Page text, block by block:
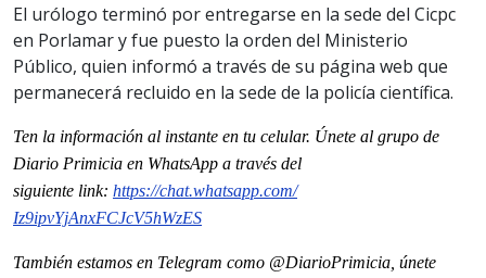
El urólogo terminó por entregarse en la sede del Cicpc
en Porlamar y fue puesto la orden del Ministerio
Público, quien informó a través de su página web que
permanecerá recluido en la sede de la policía científica.
Ten la información al instante en tu celular. Únete al grupo de
Diario Primicia en WhatsApp a través del
siguiente link: https://chat.whatsapp.com/
Iz9ipvYjAnxFCJcV5hWzES
También estamos en Telegram como @DiarioPrimicia, únete